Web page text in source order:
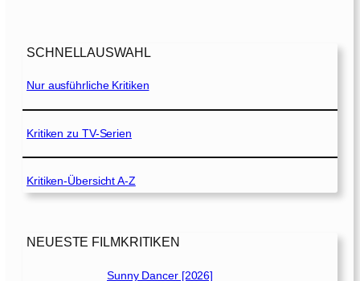
e
2
0
1
SCHNELLAUSWAHL
Nur ausführliche Kritiken
Kritiken zu TV-Serien
Kritiken-Übersicht A-Z
NEUESTE FILMKRITIKEN
Sunny Dancer [2026]